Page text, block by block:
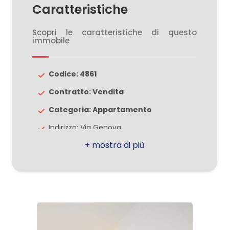
Caratteristiche
Scopri le caratteristiche di questo
immobile
Codice: 4861
Contratto: Vendita
Categoria: Appartamento
Indirizzo: Via Genova
Comune: Lazzate